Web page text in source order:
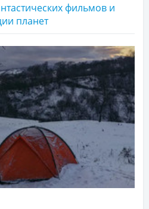
фильмов и
планет